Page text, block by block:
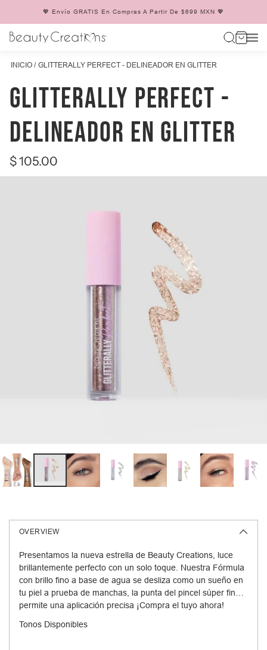
💖 Envío GRATIS En Compras A Partir De $699 MXN 💖
INICIO GLITTERALLY PERFECT - DELINEADOR EN GLITTER
GLITTERALLY PERFECT -
DELINEADOR EN GLITTER
$ 105.00
OVERVIEW
Presentamos la nueva estrella de Beauty Creations, luce
brillantemente perfecto con un solo toque. Nuestra Fórmula
con brillo fino a base de agua se desliza como un sueño en
tu piel a prueba de manchas, la punta del pincel súper fina
permite una aplicación precisa ¡Compra el tuyo ahora!
Tonos Disponibles